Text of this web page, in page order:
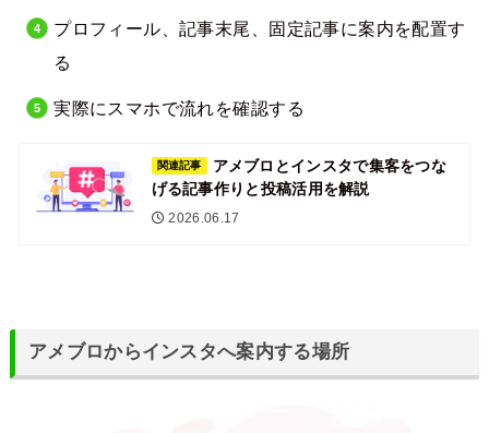
プロフィール、記事末尾、固定記事に案内を配置す
る
実際にスマホで流れを確認する
関連記事
アメブロとインスタで集客をつな
げる記事作りと投稿活用を解説
2026.06.17
アメブロからインスタへ案内する場所